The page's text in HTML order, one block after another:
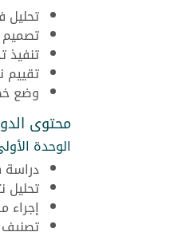
تحليل
تصميم
تقييم
وضع
محتوى
الوحدة
دراسة
تحليل
إجراء
تصنيف